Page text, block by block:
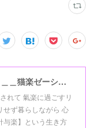
抜針与楽＿＿【ねこ処】＿＿猫楽ゼーションHome☆
れて 氣楽に過ごすリ
せず暮らしながら 心
与楽】という生き方